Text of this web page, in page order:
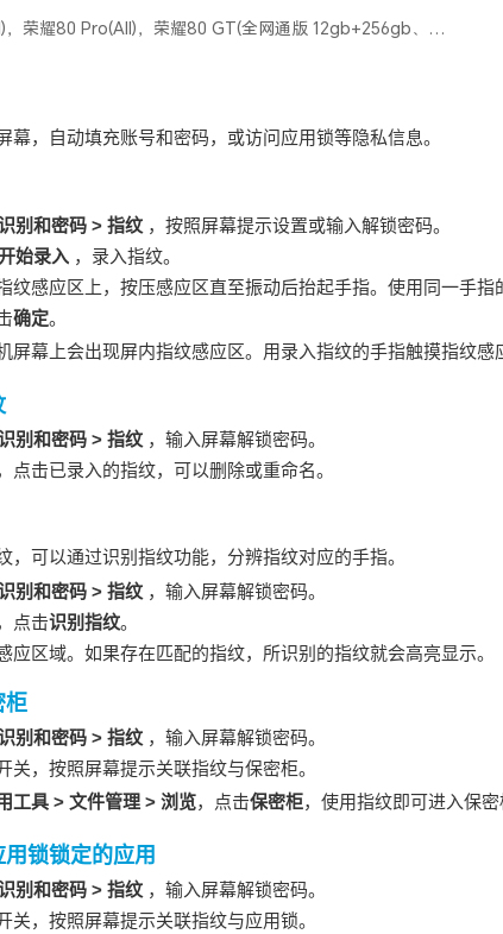
荣耀100(All)，荣耀80 Pro(All)，荣耀80 GT(全网通版 12gb+256gb、全网通版 12gb+512gb、全网通版 16gb+256gb)，荣耀50 Pro(All)，荣耀90(All)，荣耀80 Pro 直屏版(全网通版 12gb+256gb)，荣耀60 Pro(All)，荣耀70 Pro+(全网通版 8gb+256gb、全网通版 12gb+256gb)，荣耀70(All)，荣耀80(All)，荣耀90 GT(All)，荣耀90 Pro(全网通版 12gb+256gb、全网通版 16gb+512gb、全网通版 16gb+256gb)，荣耀60(All)，荣耀50(All)，荣耀70 Pro(All)，荣耀100 Pro(All)
幕，自动填充账号和密码，或访问应用锁等隐私信息。
别和密码> 指纹 ，按照屏幕提示设置或输入解锁密码。
始录入 ，录入指纹。
纹感应区上，按压感应区直至振动后抬起手指。使用同一手指
确定。
屏幕上会出现屏内指纹感应区。用录入指纹的手指触摸指纹感
别和密码> 指纹 ，输入屏幕解锁密码。
点击已录入的指纹，可以删除或重命名。
，可以通过识别指纹功能，分辨指纹对应的手指。
别和密码> 指纹 ，输入屏幕解锁密码。
点击识别指纹。
应区域。如果存在匹配的指纹，所识别的指纹就会高亮显示。
柜
别和密码> 指纹 ，输入屏幕解锁密码。
关，按照屏幕提示关联指纹与保密柜。
工具> 文件管理> 浏览，点击保密柜，使用指纹即可进入保密
锁锁定的应用
别和密码> 指纹 ，输入屏幕解锁密码。
关，按照屏幕提示关联指纹与应用锁。